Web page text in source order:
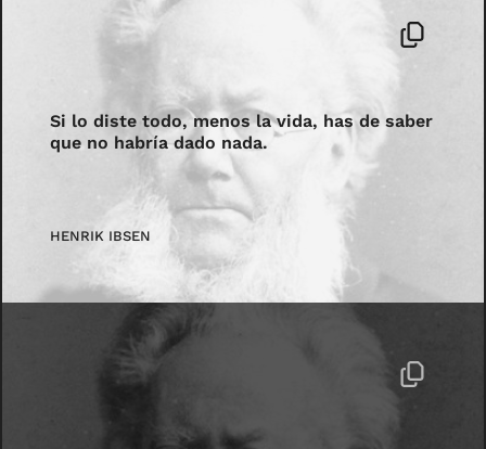
Si lo diste todo, menos la vida, has de saber
que no habría dado nada.
HENRIK IBSEN